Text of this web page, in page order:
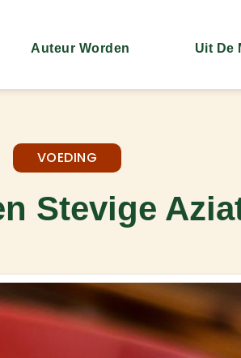
Auteur Worden Uit De
VOEDING
Stevige